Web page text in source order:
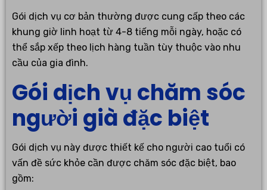
Gói dịch vụ cơ bản thường được cung cấp theo các
khung giờ linh hoạt từ 4-8 tiếng mỗi ngày, hoặc có
thể sắp xếp theo lịch hàng tuần tùy thuộc vào nhu
cầu của gia đình.
Gói dịch vụ chăm sóc
người già đặc biệt
Gói dịch vụ này được thiết kế cho người cao tuổi có
vấn đề sức khỏe cần được chăm sóc đặc biệt, bao
gồm: